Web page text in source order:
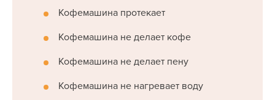
Кофемашина протекает
Кофемашина не делает кофе
Кофемашина не делает пену
Кофемашина не нагревает воду